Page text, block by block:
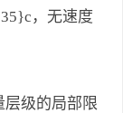
，无速度
层级的局部限